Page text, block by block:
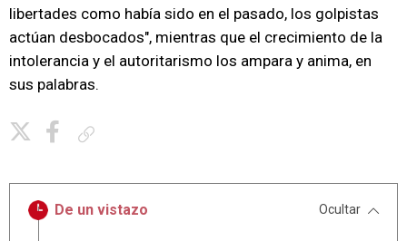
libertades como había sido en el pasado, los golpistas
actúan desbocados", mientras que el crecimiento de la
intolerancia y el autoritarismo los ampara y anima, en
sus palabras.
De un vistazo Ocultar